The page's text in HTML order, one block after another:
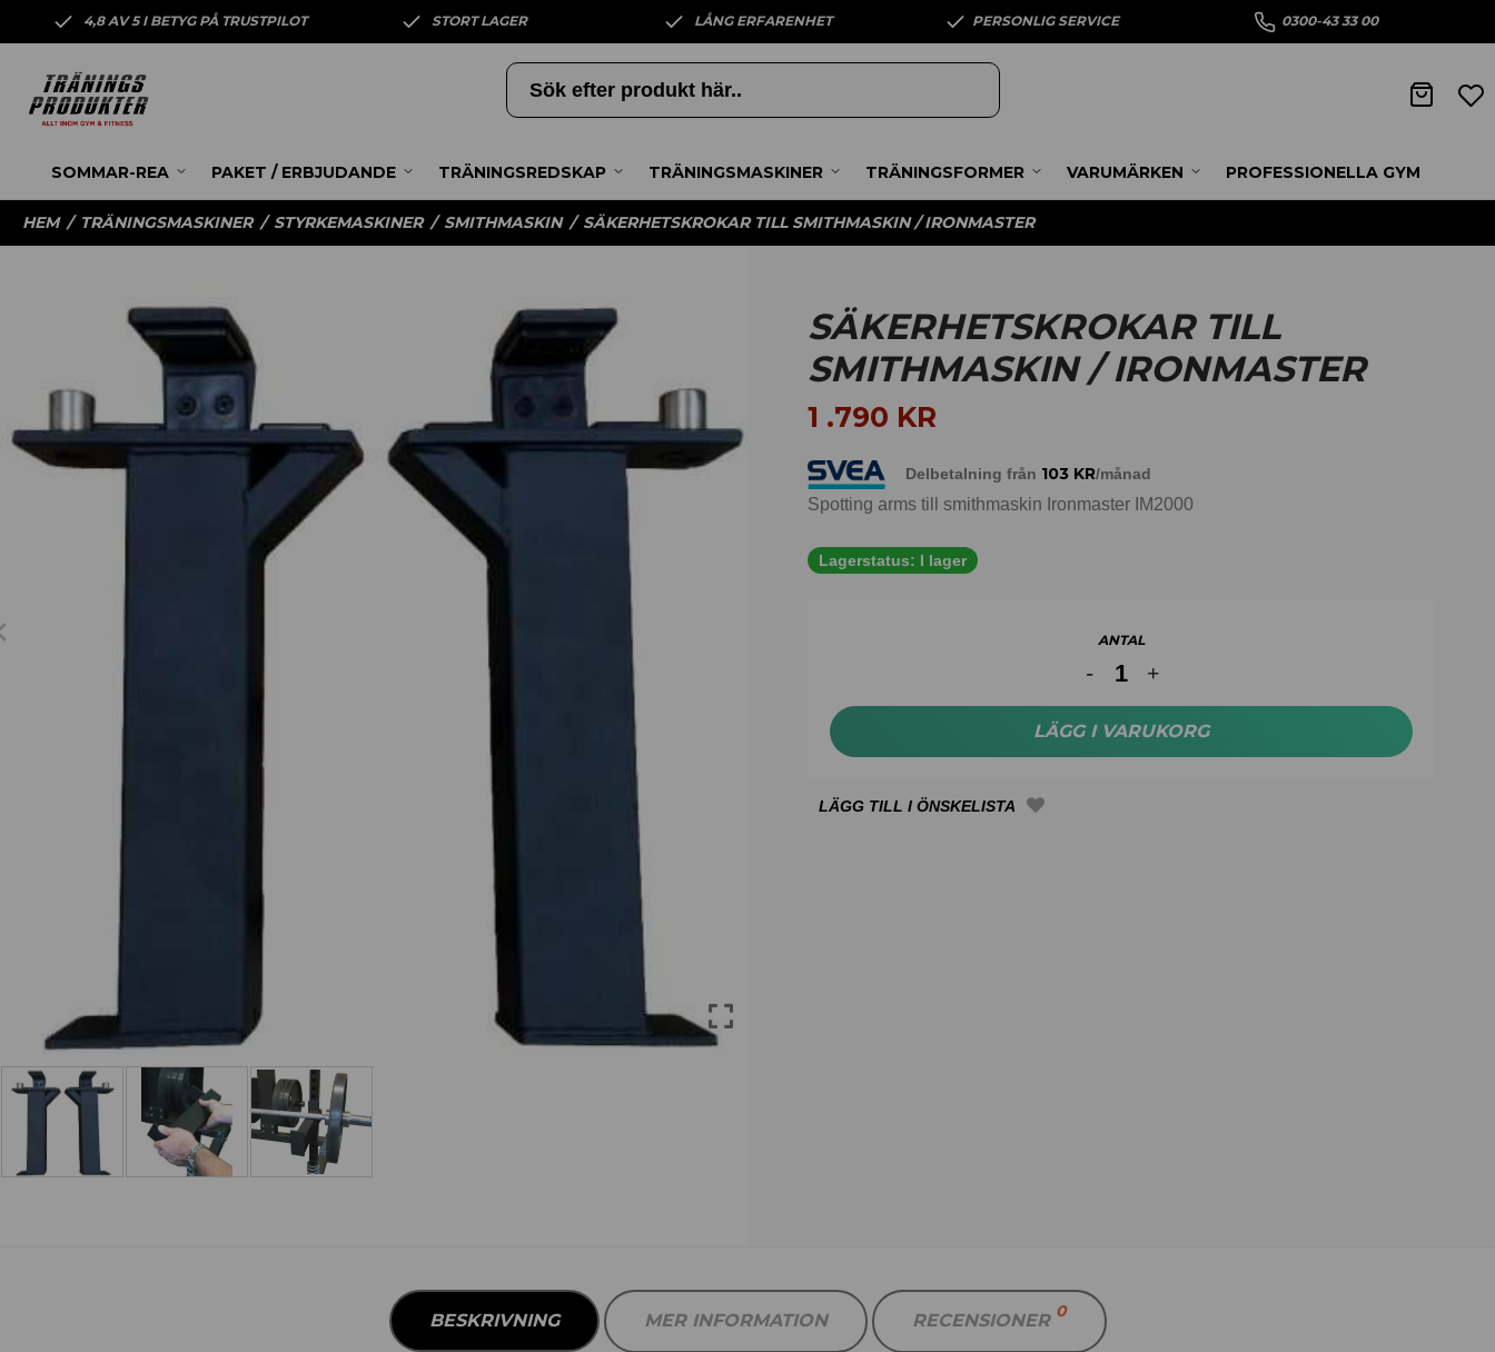
4,8 AV 5 I BETYG PÅ TRUSTPILOT STORT LAGER LÅNG ERFARENHET PERSONLIG SERVICE 0300-43 33 00
SOMMAR-REA PAKET / ERBJUDANDE TRÄNINGSREDSKAP TRÄNINGSMASKINER TRÄNINGSFORMER VARUMÄRKEN PROFESSIONELLA GYM
HEM / TRÄNINGSMASKINER / STYRKEMASKINER / SMITHMASKIN / SÄKERHETSKROKAR TILL SMITHMASKIN / IRONMASTER
SÄKERHETSKROKAR TILL
SMITHMASKIN / IRONMASTER
1 .790 KR
Delbetalning från 103 KR/månad
Spotting arms till smithmaskin Ironmaster IM2000
Lagerstatus: I lager
ANTAL
LÄGG I VARUKORG
BESKRIVNING MER INFORMATION RECENSIONER 0